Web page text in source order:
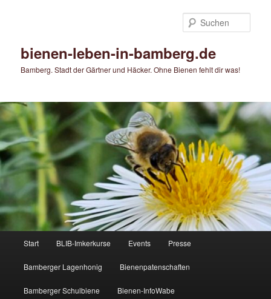
bienen-leben-in-bamberg.de
Bamberg. Stadt der Gärtner und Häcker. Ohne Bienen fehlt dir was!
Start BLIB-Imkerkurse Events Presse
Bamberger Lagenhonig Bienenpatenschaften
Bamberger Schulbiene Bienen-InfoWabe